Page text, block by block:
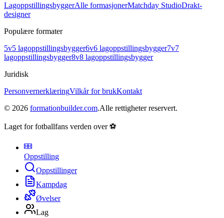
LagoppstillingsbyggerAlle formasjonerMatchday StudioDrakt-
designer
Populære formater
5v5 lagoppstillingsbygger6v6 lagoppstillingsbygger7v7
lagoppstillingsbygger8v8 lagoppstillingsbygger
Juridisk
PersonvernerklæringVilkår for brukKontakt
© 2026 formationbuilder.com.Alle rettigheter reservert.
Laget for fotballfans verden over ⚽
Oppstilling
Oppstillinger
Kampdag
Øvelser
Lag